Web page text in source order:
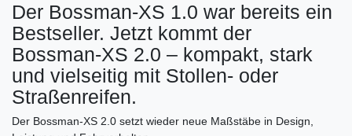
Der Bossman-XS 1.0 war bereits ein
Bestseller. Jetzt kommt der
Bossman-XS 2.0 – kompakt, stark
und vielseitig mit Stollen- oder
Straßenreifen.
Der Bossman-XS 2.0 setzt wieder neue Maßstäbe in Design,